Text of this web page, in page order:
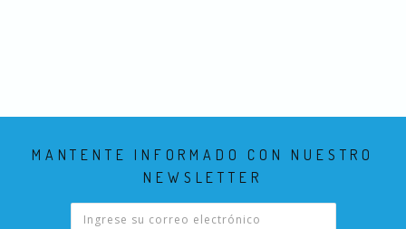
MANTENTE INFORMADO CON NUESTRO
NEWSLETTER